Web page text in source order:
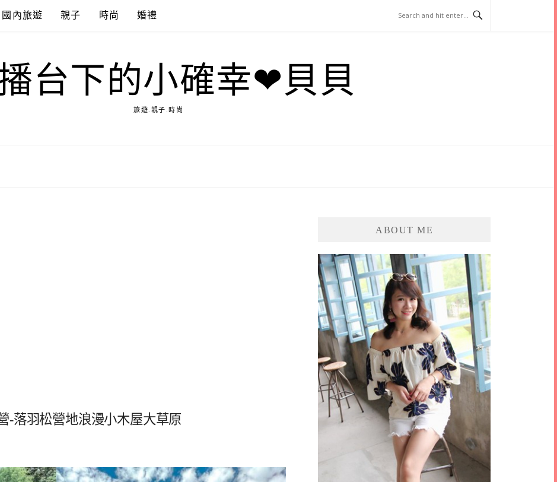
國內旅遊 親子 時尚 婚禮
台下的小確幸❤貝貝
旅遊.親子.時尚
-落羽松營地浪漫小木屋大草原
ABOUT ME